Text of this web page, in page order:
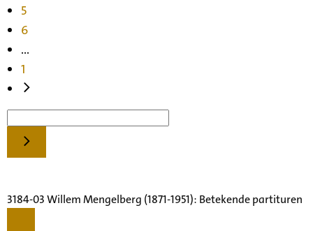
5
6
...
1
3184-03 Willem Mengelberg (1871-1951): Betekende partituren